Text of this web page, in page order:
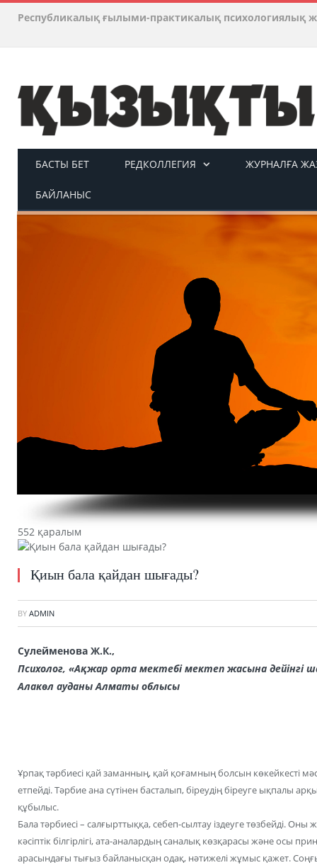
Республикалық ғылыми-практикалық психологиялық
БАСТЫ БЕТ РЕДКОЛЛЕГИЯ ЖУРНАЛҒА
БАЙЛАНЫС
552 қаралым
Қиын бала қайдан шығады?
BY ADMIN
Сулейменова Ж.К.,
Психолог, «Ақжар орта мектебі мектеп жасына
Алакөл ауданы Алматы облысы
Ұрпақ тәрбиесі қай заманның, қай қоғамның болсын көкейкесті
етпейді. Тәрбие ана сүтінен басталып, біреудің біреуге ықпалы
құбылыс.
Бала тәрбиесі – салғырттыққа, себеп-сылтау іздеуге төзбейді.
кәсіптік білгірлігі, ата-аналардың саналық көзқарасы және осы
арасындағы тығыз байланысқан одақ, нәтижелі жұмыс қажет.